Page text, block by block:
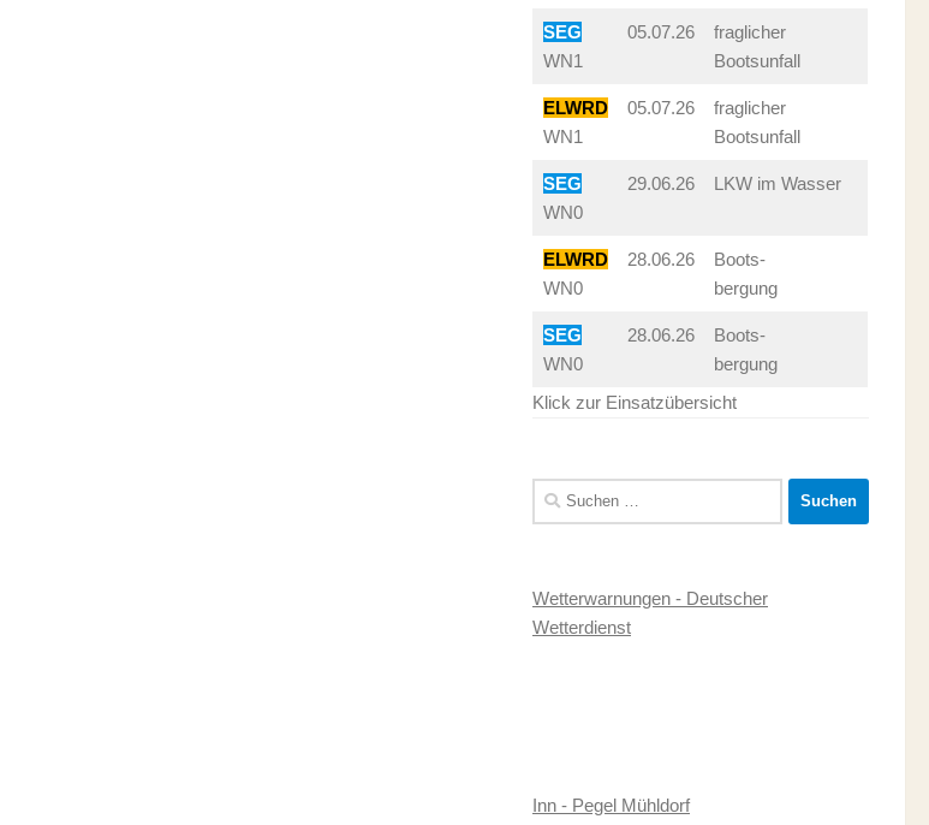
SEG
WN1
05.07.26
fraglicher
Bootsunfall
ELWRD
WN1
05.07.26
fraglicher
Bootsunfall
SEG
WN0
29.06.26 LKW im Wasser
ELWRD
WN0
28.06.26
Boots-
bergung
SEG
WN0
28.06.26
Boots-
bergung
Klick zur Einsatzübersicht
Suchen
nach:
Wetterwarnungen - Deutscher
Wetterdienst
Inn - Pegel Mühldorf